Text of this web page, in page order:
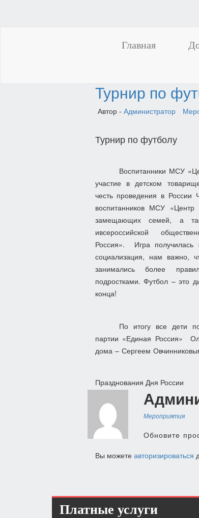
Главная
Турнир по
Автор - Администратор
Турнир по футболу
Воспитанники МСУ
участие в детском
честь проведения в России
воспитанников МСУ
замещающих семей, а
ивсероссийской
Россия». Игра
социализация, нам важно,
занимались более
подростками. Футбол – это
конца!
По итогу все дети
партии «Единая Россия»
дома – Сергеем
Навигация
по
записям
Празднования Дня России
Мероприятия
Обновите
Вы можете авторизироваться
Платные услуги